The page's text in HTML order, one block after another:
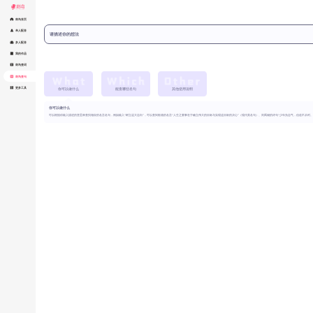
你可以做什么 能查哪些名句 其他使用说明
你可以做什么
可以根据你输入描述的意思来查找相应的名言名句，例如输入“树立远大志向”，可以查到歌德的名言“人生之要事在于确立伟大的目标与实现这目标的决心”（现代类名句）、刘禹锡的诗句“少年负志气，信道不从时